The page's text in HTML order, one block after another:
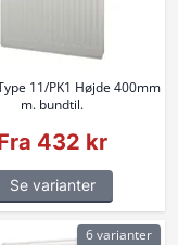
11/PK1 Højde 400mm
m. bundtil.
432 kr
Se varianter
6 varianter